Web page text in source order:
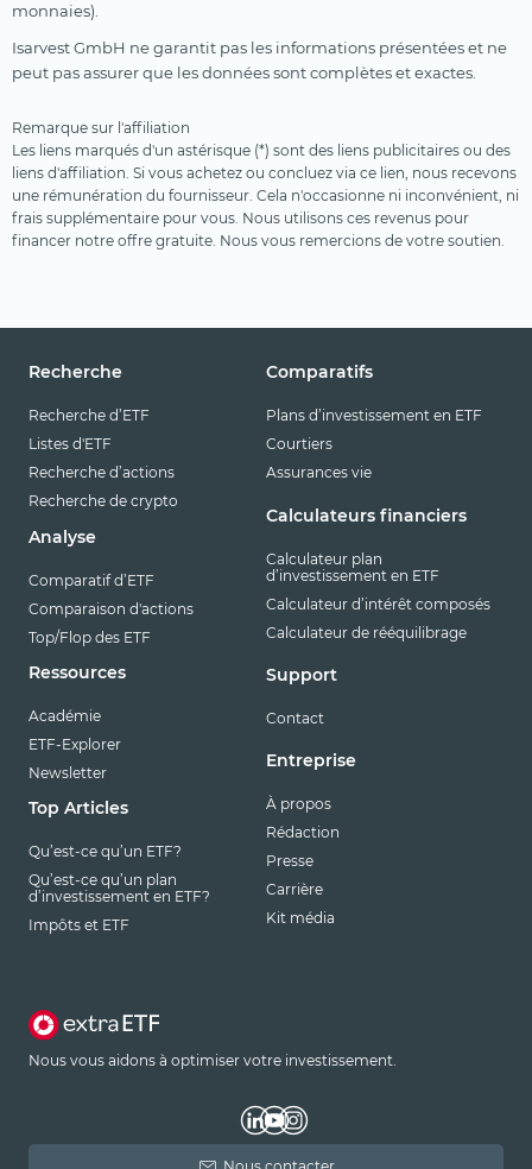
monnaies).
Isarvest GmbH ne garantit pas les informations présentées et ne
peut pas assurer que les données sont complètes et exactes.
Remarque sur l'affiliation
Les liens marqués d'un astérisque (*) sont des liens publicitaires ou des
liens d'affiliation. Si vous achetez ou concluez via ce lien, nous recevons
une rémunération du fournisseur. Cela n'occasionne ni inconvénient, ni
frais supplémentaire pour vous. Nous utilisons ces revenus pour
financer notre offre gratuite. Nous vous remercions de votre soutien.
Recherche
Recherche d’ETF
Listes d'ETF
Recherche d’actions
Recherche de crypto
Analyse
Comparatif d’ETF
Comparaison d'actions
Top/Flop des ETF
Ressources
Académie
ETF-Explorer
Newsletter
Top Articles
Qu’est-ce qu’un ETF?
Qu’est-ce qu’un plan
d’investissement en ETF?
Impôts et ETF
Comparatifs
Plans d’investissement en ETF
Courtiers
Assurances vie
Calculateurs financiers
Calculateur plan
d’investissement en ETF
Calculateur d’intérêt composés
Calculateur de rééquilibrage
Support
Contact
Entreprise
À propos
Rédaction
Presse
Carrière
Kit média
Nous vous aidons à optimiser votre investissement.